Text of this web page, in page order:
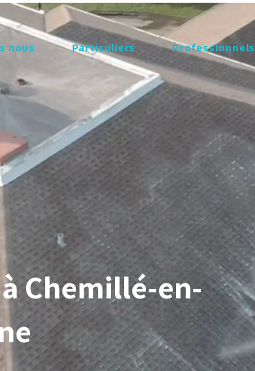
nous Particuliers Professionnels
Chemillé-en-